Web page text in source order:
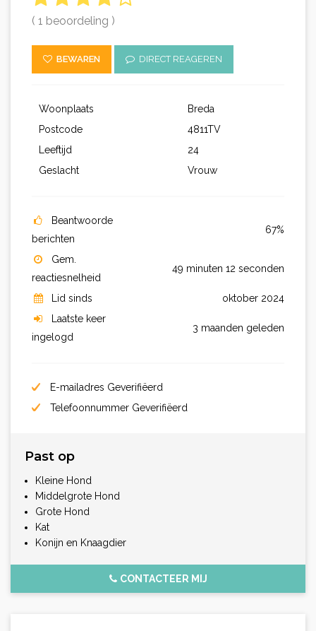
( 1 beoordeling )
BEWAREN DIRECT REAGEREN
Woonplaats
Breda
Postcode
4811TV
Leeftijd
24
Geslacht
Vrouw
Beantwoorde
berichten
67%
Gem.
reactiesnelheid
49 minuten 12 seconden
Lid sinds
oktober 2024
Laatste keer
ingelogd
3 maanden geleden
E-mailadres Geverifiëerd
Telefoonnummer Geverifiëerd
Past op
Kleine Hond
Middelgrote Hond
Grote Hond
Kat
Konijn en Knaagdier
CONTACTEER MIJ